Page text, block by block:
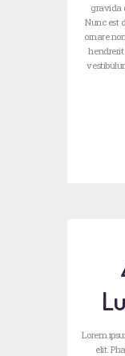
gravida
Nunc est
ornare
Lorem
elit.